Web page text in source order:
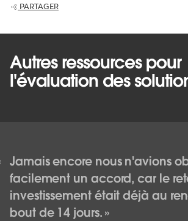
PARTAGER
Autres ressources pour
l'évaluation des
Pour mettre en œuvre un modèle BI
doivent adopter une approche
l'entreprise à tous les niveaux. Ce guide
et la sélection d'une plate-forme. Il est
Jamais encore nous n'avions
facilement un accord, car le
investissement était déjà au
bout de 14 jours.